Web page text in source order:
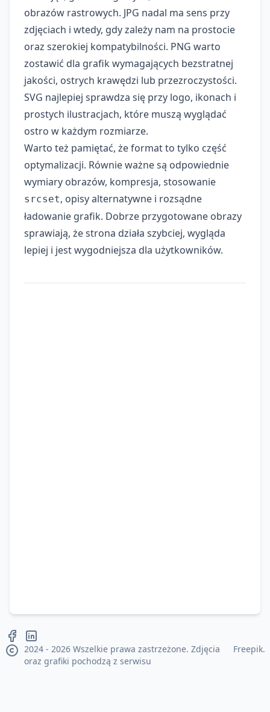
obrazów rastrowych. JPG nadal ma sens przy
zdjęciach i wtedy, gdy zależy nam na prostocie
oraz szerokiej kompatybilności. PNG warto
zostawić dla grafik wymagających bezstratnej
jakości, ostrych krawędzi lub przezroczystości.
SVG najlepiej sprawdza się przy logo, ikonach i
prostych ilustracjach, które muszą wyglądać
ostro w każdym rozmiarze.
Warto też pamiętać, że format to tylko część
optymalizacji. Równie ważne są odpowiednie
wymiary obrazów, kompresja, stosowanie
srcset, opisy alternatywne i rozsądne
ładowanie grafik. Dobrze przygotowane obrazy
sprawiają, że strona działa szybciej, wygląda
lepiej i jest wygodniejsza dla użytkowników.
2024 - 2026 Wszelkie prawa zastrzeżone. Zdjęcia
oraz grafiki pochodzą z serwisu
Freepik.